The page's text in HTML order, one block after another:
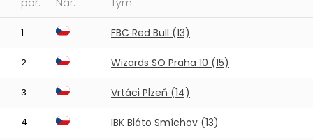
1 FBC Red Bull (13)
2 Wizards SO Praha 10 (15)
3 Vrtáci Plzeň (14)
4 IBK Bláto Smíchov (13)